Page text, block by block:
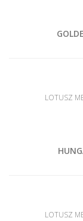
LOTUSZ
LOTUSZ